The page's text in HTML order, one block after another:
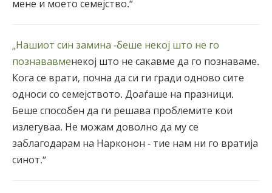
мене и моето семејство.“
„Нашиот син замина -беше некој што не го
познававменекој што не сакавме да го познаваме.
Кога се врати, почна да си ги гради одново сите
односи со семејството. Доаѓаше на празници.
Беше способен да ги решава проблемите кои
излегуваа. Не можам доволно да му се
заблагодарам на Нарконон - тие нам ни го вратија
синот.“